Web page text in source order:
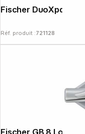
Réf. produit :721128